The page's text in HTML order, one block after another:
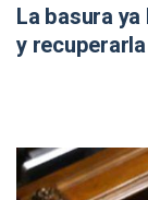
La basura
y